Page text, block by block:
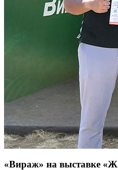
«Вираж» на выставке